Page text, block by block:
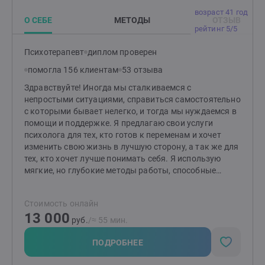
непоколебимую веру в собственную ценность. В
своей частной практике я сочетаю мудрость
поведенческой терапии (КПТ) для работы с
целительную силу эриксоновского гипноза. Мой
профессиональный путь отмечен следующими
ступенями: Первый Университет В.В.Макарова -
аккредитованный обучающий личный
терапевтАккредитованный Супервизор групп в
четырех частной парадигмеАккредитованный
индивидуальный супервизор по стандартам
ОППЛСупервизор- Наставник по стандартам
ОППЛТеологическая семинария Livets Ord, Швеция –
Психоанализа – Гештальт-терапия (2020
г.)Московский институт психоанализа Бакалавр
(2025 г.)Университет Практической Психологии (2021
г.) – Синтон-подход, Трансактный
аналитик.Международная Академия Психологии
возраст 41 год
рейтинг 5/5
О СЕБЕ МЕТОДЫ
Психотерапевт диплом проверен
помогла 156 клиентам 53 отзыва
Здравствуйте! Иногда мы сталкиваемся с
непростыми ситуациями, справиться самостоятельно
с которыми бывает нелегко, и тогда мы нуждаемся в
помощи и поддержке. Я предлагаю свои услуги
психолога для тех, кто готов к переменам и хочет
изменить свою жизнь в лучшую сторону, а так же для
тех, кто хочет лучше понимать себя. Я использую
мягкие, но глубокие методы работы, способные
Стоимость онлайн
13 000 руб./≈ 55 мин.
ПОДРОБНЕЕ